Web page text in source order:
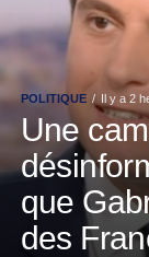
POLITIQUE Il y a 2
Une
que
des